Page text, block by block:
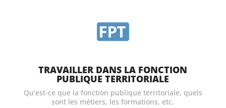
TRAVAILLER DANS LA FONCTION
PUBLIQUE TERRITORIALE
Qu’est-ce que la fonction publique territoriale, quels
sont les métiers, les formations, etc.